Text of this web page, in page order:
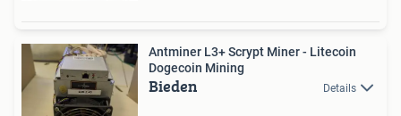
Antminer L3+ Scrypt Miner - Litecoin
Dogecoin Mining
Bieden Details